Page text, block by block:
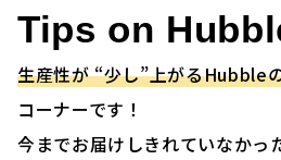
Tips on
生産性が “少し”上がるHubble
コーナーです！
今までお届けしきれていなか